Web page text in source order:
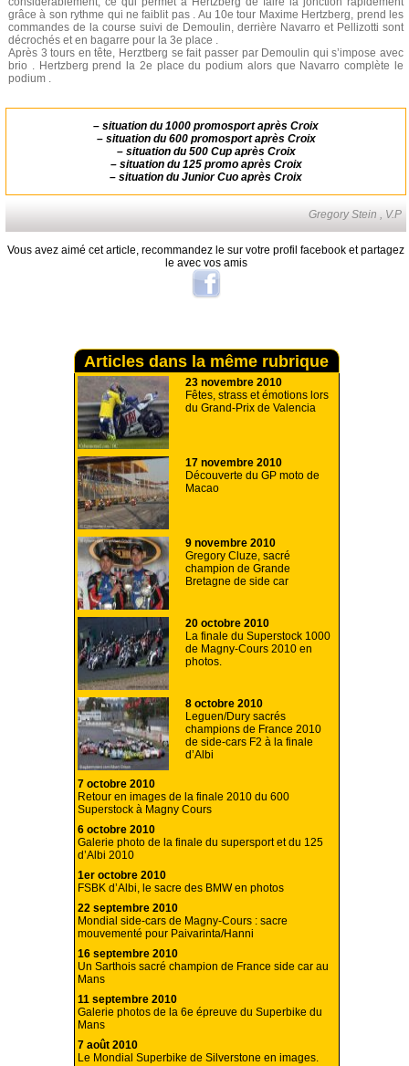
grâce à son rythme qui ne faiblit pas . Au 10e tour Maxime Hertzberg, prend les
commandes de la course suivi de Demoulin, derrière Navarro et Pellizotti sont
décrochés et en bagarre pour la 3e place .
Après 3 tours en tête, Herztberg se fait passer par Demoulin qui s’impose avec
brio . Hertzberg prend la 2e place du podium alors que Navarro complète le
podium .
– situation du 1000 promosport après Croix
– situation du 600 promosport après Croix
– situation du 500 Cup après Croix
– situation du 125 promo après Croix
– situation du Junior Cuo après Croix
Gregory Stein , V.P
Vous avez aimé cet article, recommandez le sur votre profil facebook et partagez
le avec vos amis
Articles dans la même rubrique
23 novembre 2010
Fêtes, strass et émotions lors
du Grand-Prix de Valencia
17 novembre 2010
Découverte du GP moto de
Macao
9 novembre 2010
Gregory Cluze, sacré
champion de Grande
Bretagne de side car
20 octobre 2010
La finale du Superstock 1000
de Magny-Cours 2010 en
photos.
8 octobre 2010
Leguen/Dury sacrés
champions de France 2010
de side-cars F2 à la finale
d’Albi
7 octobre 2010
Retour en images de la finale 2010 du 600
Superstock à Magny Cours
6 octobre 2010
Galerie photo de la finale du supersport et du 125
d’Albi 2010
1er octobre 2010
FSBK d’Albi, le sacre des BMW en photos
22 septembre 2010
Mondial side-cars de Magny-Cours : sacre
mouvementé pour Paivarinta/Hanni
16 septembre 2010
Un Sarthois sacré champion de France side car au
Mans
11 septembre 2010
Galerie photos de la 6e épreuve du Superbike du
Mans
7 août 2010
Le Mondial Superbike de Silverstone en images.